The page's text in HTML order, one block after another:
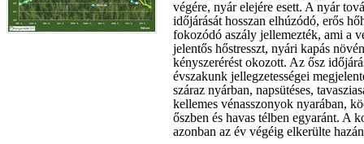
végére, nyár elejére esett. A nyár
időjárását hosszan elhúzódó, erős
fokozódó aszály jellemezték, ami a
jelentős hőstresszt, nyári kapás
kényszerérést okozott. Az ősz
évszakunk jellegzetességei
száraz nyárban, napsütéses,
kellemes vénasszonyok nyarában,
őszben és havas télben egyaránt. A
azonban az év végéig elkerülte